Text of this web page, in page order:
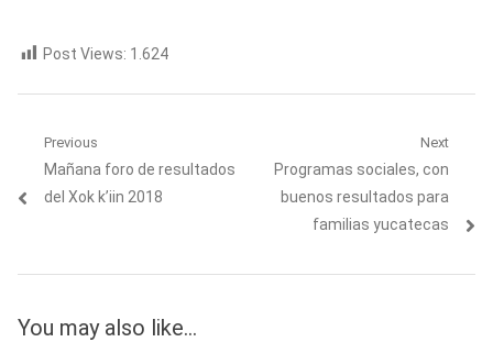
Post Views: 1.624
Navegación
de
Previous
Previous
post:
Mañana foro de resultados
del Xok k’iin 2018
Next
Next
post:
Programas sociales, con
buenos resultados para
familias yucatecas
You may also like...